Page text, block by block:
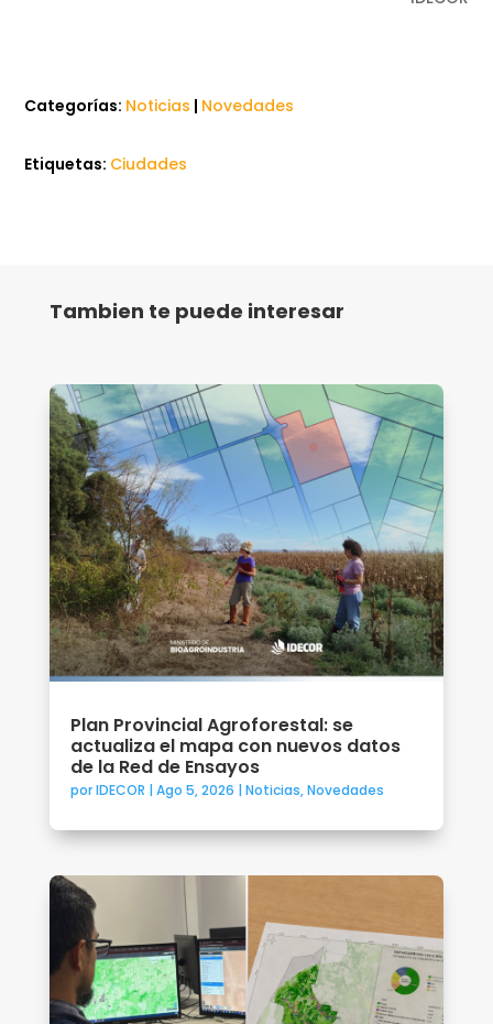
Categorías: Noticias | Novedades
Etiquetas: Ciudades
Tambien te puede interesar
Plan Provincial Agroforestal: se
actualiza el mapa con nuevos datos
de la Red de Ensayos
porIDECOR | Ago 5, 2026 | Noticias,Novedades